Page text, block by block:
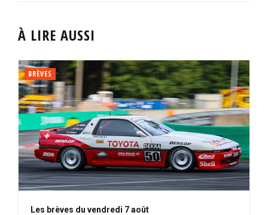
À LIRE AUSSI
BRÈVES
Les brèves du vendredi 7 août